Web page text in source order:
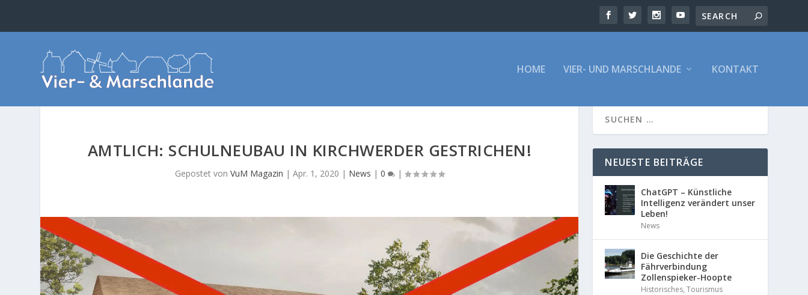
HOME VIER- UND MARSCHLANDE KONTAKT
AMTLICH: SCHULNEUBAU IN KIRCHWERDER GESTRICHEN!
Gepostet von VuM Magazin | Apr. 1, 2020 | News | 0 |
NEUESTE BEITRÄGE
ChatGPT – Künstliche
Intelligenz verändert unser
Leben!
News
Die Geschichte der
Fährverbindung
Zollenspieker-Hoopte
Historisches,Tourismus